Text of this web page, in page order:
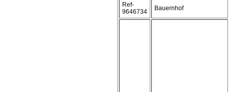
Ref-
9646734
Bauernhof